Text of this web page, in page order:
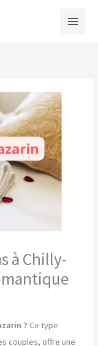
à Chilly-
? Ce type
couples, offre une